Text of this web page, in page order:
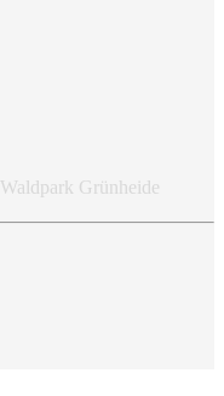
Waldpark Grünheide